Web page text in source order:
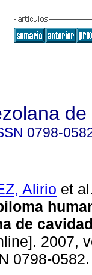
0798-
Alirio et
de
2007,
0798-0582.